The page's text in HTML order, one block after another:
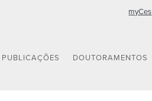
myCes
PUBLICAÇÕES DOUTORAMENTOS